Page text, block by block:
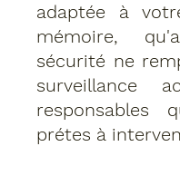
adaptée à
mémoire,
sécurité ne
surveillance
responsables
prétes à